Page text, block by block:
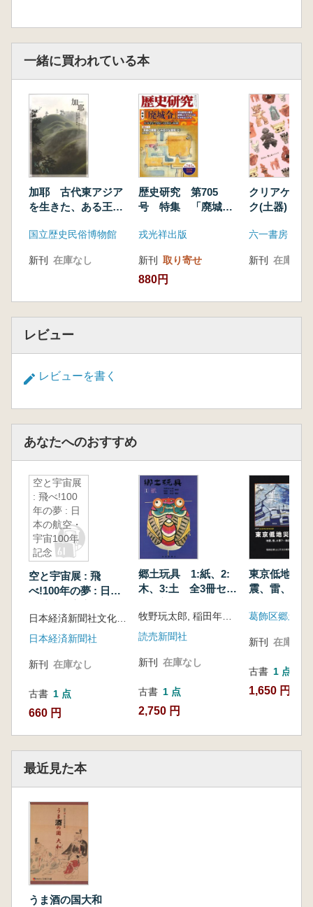
一緒に買われている本
加耶 古代東アジア
を生きた、ある王国
国立歴史民俗博物館
新刊 在庫なし
歴史研究 第705
号 特集 「廃城
戎光祥出版
新刊 取り寄せ
880円
クリアケー
ク(土器)
六一書房
新刊 在庫なし
レビュー
レビューを書く
あなたへのおすすめ
空と宇宙展
: 飛べ!100
年の夢 : 日
本の航空・
宇宙100年
記念
空と宇宙展 : 飛
べ!100年の夢 : 日本
記念
日本経済新聞社
新刊 在庫なし
古書 1 点
660 円
郷土玩具 1:紙、2:
木、3:土 全3冊セッ
読売新聞社
新刊 在庫なし
古書 1 点
2,750 円
東京低地災
震、雷、火
新刊 在庫なし
古書 1 点
1,650 円
最近見た本
うま酒の国大和